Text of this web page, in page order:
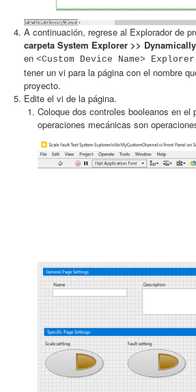
A continuación, regrese al Explorador de
carpeta System Explorer >>
en <Custom Device Name>
tener un vi para la página con el nombre
proyecto.
Edite el vi de la página.
Coloque dos controles booleanos en el
operaciones mecánicas son